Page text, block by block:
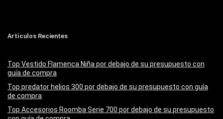
Artículos Recientes
Top Vestido Flamenca Niña por debajo de su presupuesto con
guía de compra
Top predator helios 300 por debajo de su presupuesto con guía
de compra
Top Accesorios Roomba Serie 700 por debajo de su presupuesto